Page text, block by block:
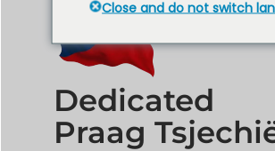
Dedicated
Praag
Close and do not switch